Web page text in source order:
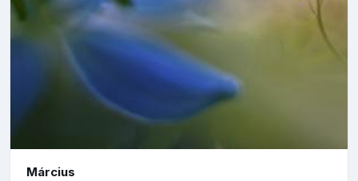
Március